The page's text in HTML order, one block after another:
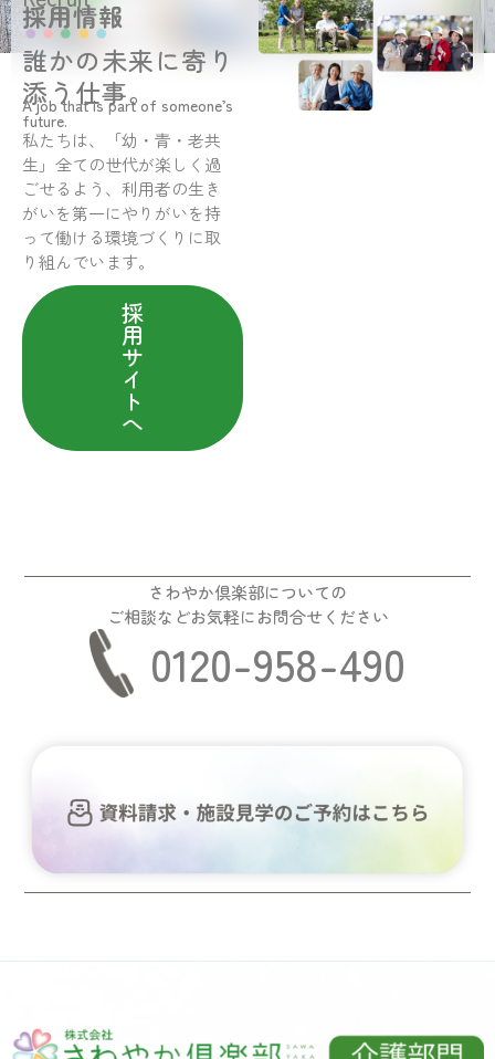
採用情報
誰かの未来に寄り
添う仕事。
A job that is part of someone’s
future.
私たちは、「幼・青・老共
生」全ての世代が楽しく過
ごせるよう、利用者の生き
がいを第一にやりがいを持
って働ける環境づくりに取
り組んでいます。
採
用
サ
イ
ト
へ
さわやか倶楽部についての
ご相談などお気軽にお問合せください
0120-958-490